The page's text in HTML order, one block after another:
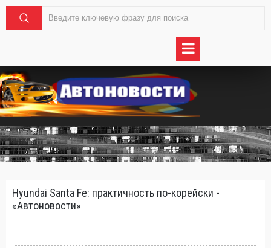
Hyundai Santa Fe: практичность по-корейски -
«Автоновости»